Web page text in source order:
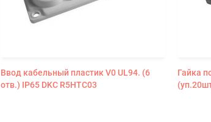
Ввод кабельный пластик V0 UL94. (6
отв.) IP65 DKC R5HTC03
Гайка